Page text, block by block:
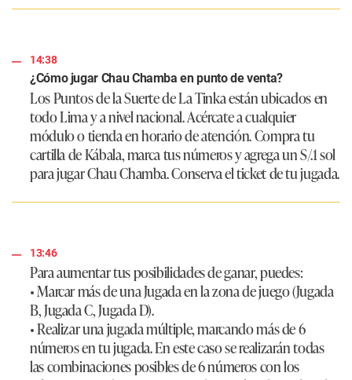
14:38
¿Cómo jugar Chau Chamba en punto de venta?
Los Puntos de la Suerte de La Tinka están ubicados en
todo Lima y a nivel nacional. Acércate a cualquier
módulo o tienda en horario de atención. Compra tu
cartilla de Kábala, marca tus números y agrega un S/.1 sol
para jugar Chau Chamba. Conserva el ticket de tu jugada.
13:46
Para aumentar tus posibilidades de ganar, puedes:
• Marcar más de una Jugada en la zona de juego (Jugada
B, Jugada C, Jugada D).
• Realizar una jugada múltiple, marcando más de 6
números en tu jugada. En este caso se realizarán todas
las combinaciones posibles de 6 números con los